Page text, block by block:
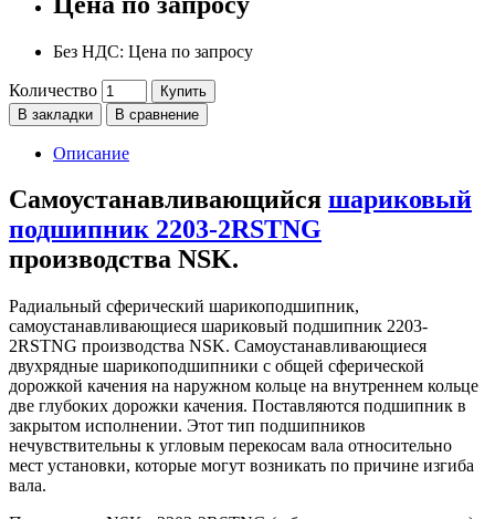
Без НДС: Цена по запросу
Количество
Купить
В закладки
В сравнение
Описание
Самоустанавливающийся шариковый
подшипник 2203-2RSTNG
производства NSK.
Радиальный сферический шарикоподшипник,
самоустанавливающиеся шариковый подшипник 2203-
2RSTNG производства NSK. Самоустанавливающиеся
двухрядные шарикоподшипники с общей сферической
дорожкой качения на наружном кольце на внутреннем кольце
две глубоких дорожки качения. Поставляются подшипник в
закрытом исполнении. Этот тип подшипников
нечувствительны к угловым перекосам вала относительно
мест установки, которые могут возникать по причине изгиба
вала.